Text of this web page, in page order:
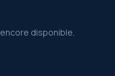
disponible.